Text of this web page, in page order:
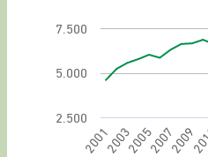
20012003200520072009
2.500
5.000
7.500